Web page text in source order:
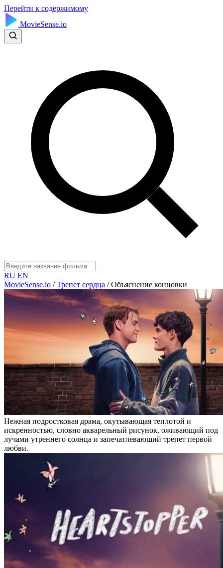
Перейти к содержимому
MovieSense.io
RU EN
MovieSense.io / Трепет сердца / Объяснение концовки
Нежная подростковая драма, окутывающая теплотой и
искренностью, словно акварельный рисунок, оживающий под
лучами утреннего солнца и запечатлевающий трепет первой
любви.